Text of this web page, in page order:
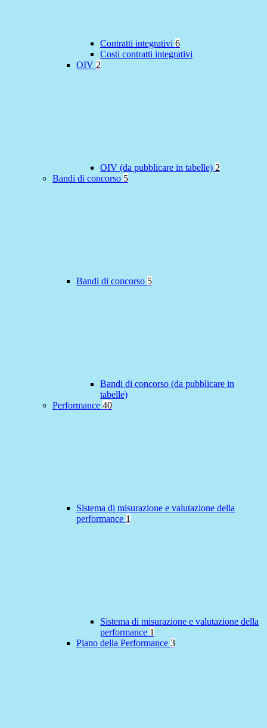
Contratti integrativi 6
Costi contratti integrativi
OIV 2
OIV (da pubblicare in tabelle) 2
Bandi di concorso 5
Bandi di concorso 5
Bandi di concorso (da pubblicare in
tabelle)
Performance 40
Sistema di misurazione e valutazione della
performance 1
Sistema di misurazione e valutazione della
performance 1
Piano della Performance 3